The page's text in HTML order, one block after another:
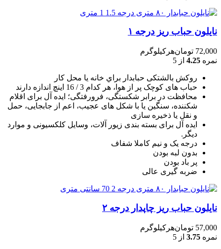
نایلون حباب ریز درجه ۱
72,000 تومانهرکیلوگرم
نمره 4.25 از 5
روکش بالشتکی حبابدار براي خانه يا محل کار
حباب های کوچک پر از هوا، هر کدام 3 / 16 اينچ اندازه دارند
محافظت در برابر شکستگی، فرورفتگی؛ ايده آل برای اقلام
شکننده، سنگين يا با شکل های عجيب، اعم از جابجايی، حمل
و نقل يا ذخيره سازی
ایده آل برای بسته بندی زیور آلات، وسایل کلکسیونی و موارد
دیگر.
درجه یک و نیم کاملا شفاف
بدون لبه بودن
پر باد بودن
ضربه گیری عالی
نایلون حباب ریز چاپدار درجه ۲
57,000 تومانهرکیلوگرم
نمره 3.75 از 5